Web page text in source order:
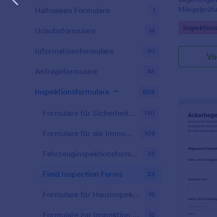
ideal für
Go to
Halloween Formulare 1
Urlaubsformulare 14
Informationsformulare 40
Anfrageformulare 45
Inspektionsformulare 605
Formulare für Sicherheitsinspektionen 130
Formulare für die Immobilienverwaltung 108
Fahrzeuginspektionsformulare 35
Field Inspection Forms 23
Formulare für Hausinspektionen 16
Formulare zur Inspektion von Mietobjekten 15